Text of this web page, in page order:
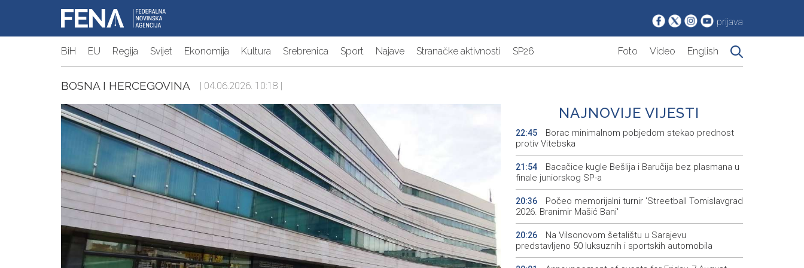
prijava
BiH EU Regija Svijet Ekonomija Kultura Srebrenica Sport Najave Stranačke aktivnosti SP26 Foto Video English
BOSNA I HERCEGOVINA | 04.06.2026. 10:18 |
NAJNOVIJE VIJESTI
22:45
Borac minimalnom pobjedom stekao prednost
protiv Vitebska
21:54
Bacačice kugle Bešlija i Baručija bez plasmana u
finale juniorskog SP-a
20:36
Počeo memorijalni turnir 'Streetball Tomislavgrad
2026. Branimir Mašić Bani'
20:26
Na Vilsonovom šetalištu u Sarajevu
predstavljeno 50 luksuznih i sportskih automobila